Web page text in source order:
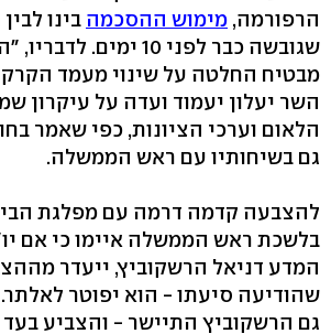
הרפורמה, מימוש ההסכמה בינו
שגובשה כבר לפני 10 ימים.
מבטיח החלטה על שינוי מעמד
השר יעלון יעמוד ועדה על עיקרון
הלאום וערכי הציונות, כפי שאמר
גם בשיחותיו עם ראש הממשלה.
להצבעה קדמה דרמה עם מפלגת
בלשכת ראש הממשלה איימו כי אם
המדע דניאל הרשקוביץ, ייעדר
שהודיעה סיעתו - הוא יפוטר
גם הרשקוביץ התיישר - והצביע